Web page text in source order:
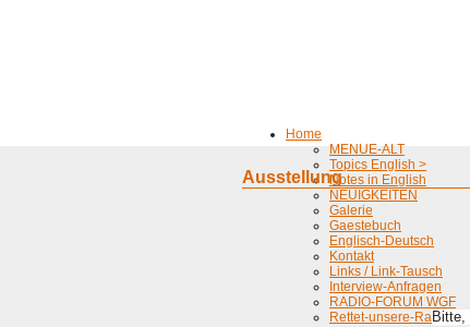
Home
MENUE-ALT
Topics English >
Notes in English
NEUIGKEITEN
Galerie
Gaestebuch
Englisch-Deutsch
Kontakt
Links / Link-Tausch
Interview-Anfragen
RADIO-FORUM WGF
Rettet-unsere-Radios
Ausstellung
Bitte,